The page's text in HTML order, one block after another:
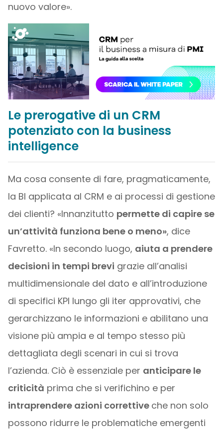
nuovo valore».
Le prerogative di un CRM
potenziato con la business
intelligence
Ma cosa consente di fare, pragmaticamente,
la BI applicata al CRM e ai processi di gestione
dei clienti? «Innanzitutto permette di capire se
un’attività funziona bene o meno», dice
Favretto. «In secondo luogo, aiuta a prendere
decisioni in tempi brevi grazie all’analisi
multidimensionale del dato e all’introduzione
di specifici KPI lungo gli iter approvativi, che
gerarchizzano le informazioni e abilitano una
visione più ampia e al tempo stesso più
dettagliata degli scenari in cui si trova
l’azienda. Ciò è essenziale per anticipare le
criticità prima che si verifichino e per
intraprendere azioni correttive che non solo
possono ridurre le problematiche emergenti